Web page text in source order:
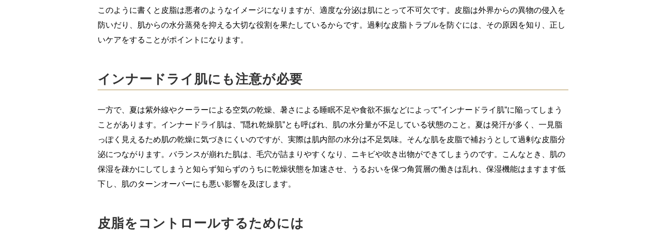
このように書くと皮脂は悪者のようなイメージになりますが、適度な分泌は肌にとって不可欠です。皮脂は外界からの異物の侵入を
防いだり、肌からの水分蒸発を抑える大切な役割を果たしているからです。過剰な皮脂トラブルを防ぐには、その原因を知り、正し
いケアをすることがポイントになります。
インナードライ肌にも注意が必要
一方で、夏は紫外線やクーラーによる空気の乾燥、暑さによる睡眠不足や食欲不振などによって”インナードライ肌”に陥ってしまう
ことがあります。インナードライ肌は、”隠れ乾燥肌”とも呼ばれ、肌の水分量が不足している状態のこと。夏は発汗が多く、一見脂
っぽく見えるため肌の乾燥に気づきにくいのですが、実際は肌内部の水分は不足気味。そんな肌を皮脂で補おうとして過剰な皮脂分
泌につながります。バランスが崩れた肌は、毛穴が詰まりやすくなり、ニキビや吹き出物ができてしまうのです。こんなとき、肌の
保湿を疎かにしてしまうと知らず知らずのうちに乾燥状態を加速させ、うるおいを保つ角質層の働きは乱れ、保湿機能はますます低
下し、肌のターンオーバーにも悪い影響を及ぼします。
皮脂をコントロールするためには